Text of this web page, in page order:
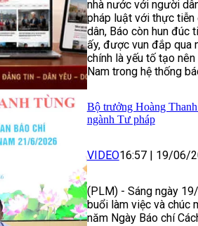
nhà nước với người
pháp luật với thực tiễn
dân, Báo còn hun đúc
ấy, được vun đắp qua
chính là yếu tố tạo
Nam trong hệ thống
Bộ trưởng Hoàng
ngành Tư pháp
VIDEO16:57 19/06/
(PLM) - Sáng ngày
buổi làm việc và chúc
năm Ngày Báo chí